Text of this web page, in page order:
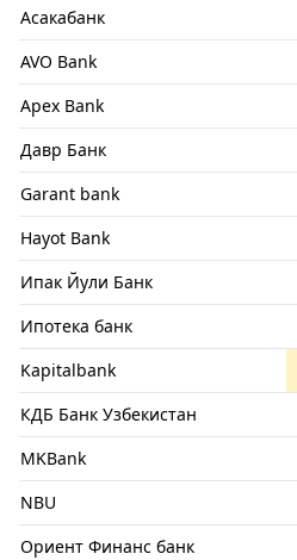
Асакабанк
AVO Bank
Apex Bank
Давр Банк
Garant bank
Hayot Bank
Ипак Йули Банк
Ипотека банк
Kapitalbank
КДБ Банк Узбекистан
MKBank
NBU
Ориент Финанс банк